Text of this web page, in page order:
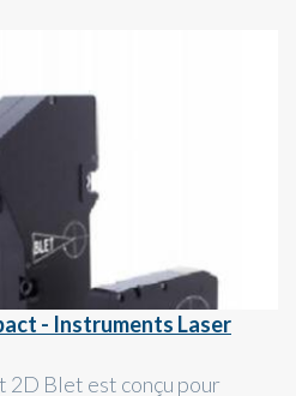
- Instruments Laser
2D Blet est conçu pour